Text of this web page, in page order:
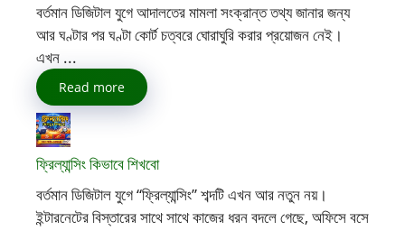
বর্তমান ডিজিটাল যুগে আদালতের মামলা সংক্রান্ত তথ্য জানার জন্য
আর ঘণ্টার পর ঘণ্টা কোর্ট চত্বরে ঘোরাঘুরি করার প্রয়োজন নেই।
এখন ...
Read more
ফ্রিল্যান্সিং কিভাবে শিখবো
বর্তমান ডিজিটাল যুগে “ফ্রিল্যান্সিং” শব্দটি এখন আর নতুন নয়।
ইন্টারনেটের বিস্তারের সাথে সাথে কাজের ধরন বদলে গেছে, অফিসে বসে